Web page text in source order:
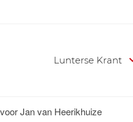
Lunterse Krant
Jan van Heerikhuize